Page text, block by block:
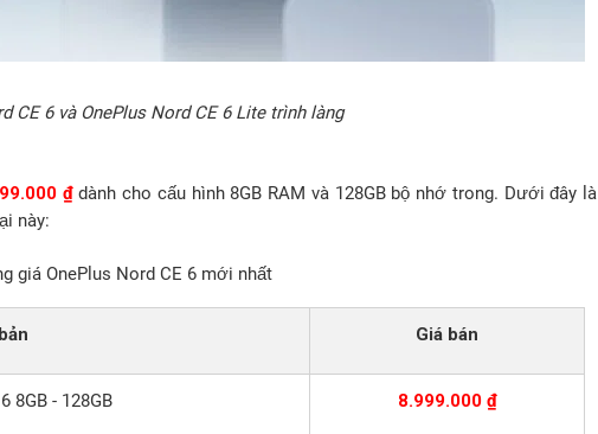
CE 6 và OnePlus Nord CE 6 Lite trình làng
₫dành cho cấu hình 8GB RAM và 128GB bộ nhớ trong. Dưới đây là
này:
giá OnePlus Nord CE 6 mới nhất
Giá bán
8GB - 128GB 8.999.000 ₫